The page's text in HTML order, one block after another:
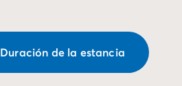
Duración de la estancia